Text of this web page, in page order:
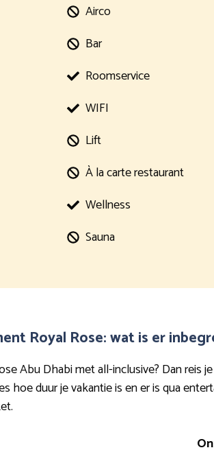
Airco
Bar
Roomservice
WIFI
Lift
À la carte restaurant
Wellness
Sauna
Royal Rose: wat is er
Abu Dhabi met all-inclusive? Dan
hoe duur je vakantie is en er is qua